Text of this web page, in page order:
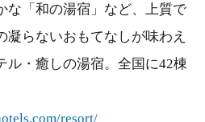
な「和の湯宿」など、上質で
凝らないおもてなしが味わえ
ル・癒しの湯宿。全国に42棟
resort/